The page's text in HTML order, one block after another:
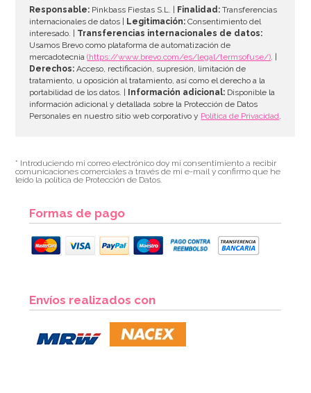
Responsable: Pinkbass Fiestas S.L. | Finalidad: Transferencias
internacionales de datos |
Legitimación: Consentimiento del
interesado. | Transferencias internacionales de datos:
Usamos Brevo como plataforma de automatización de
mercadotecnia(https://www.brevo.com/es/legal/termsofuse/). |
Derechos: Acceso, rectificación, supresión, limitación de
tratamiento, u oposición al tratamiento, así como el derecho a la
portabilidad de los datos. |
Información adicional: Disponible la
información adicional y detallada sobre la Protección de Datos
Personales en nuestro sitio web corporativo y Política de Privacidad.
* Introduciendo mi correo electrónico doy mi consentimiento a recibir
comunicaciones comerciales a través de mi e-mail y confirmo que he
leído la política de Protección de Datos.
Formas de pago
Envíos realizados con